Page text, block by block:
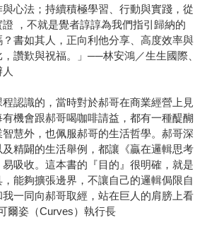
心法；持續積極學習、行動與實踐，從
，不就是覺者諄諄為我們指引歸納的
？書如其人，正向利他分享、高度效率與
讚歎與祝福。」──林安鴻／生生國際、
程認識的，當時對於郝哥在商業經營上見
機會跟郝哥喝咖啡請益，都有一種醍醐
慧外，也佩服郝哥的生活哲學。郝哥深
精闢的生活舉例，都讓《贏在邏輯思考
吸收。這本書的『目的』很明確，就是
能夠擴張邊界，不讓自己的邏輯侷限自
一同向郝哥取經，站在巨人的肩膀上看
爾姿（Curves）執行長